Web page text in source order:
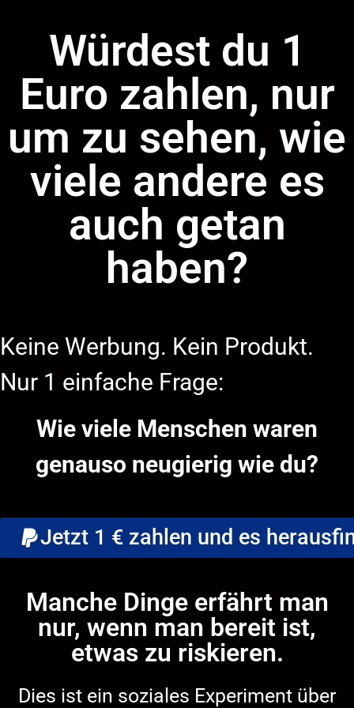
Würdest du 1
Euro zahlen, nur
um zu sehen, wie
viele andere es
auch getan
haben?
Keine Werbung. Kein Produkt.
Nur 1 einfache Frage:
Wie viele Menschen waren
genauso neugierig wie du?
Jetzt 1 € zahlen und es
Manche Dinge erfährt man
nur, wenn man bereit ist,
etwas zu riskieren.
Dies ist ein soziales Experiment über